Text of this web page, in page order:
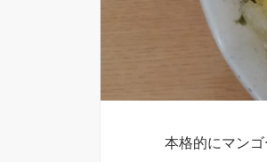
本格的にマン